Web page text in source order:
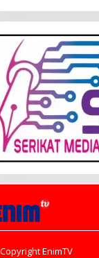
EnimTV